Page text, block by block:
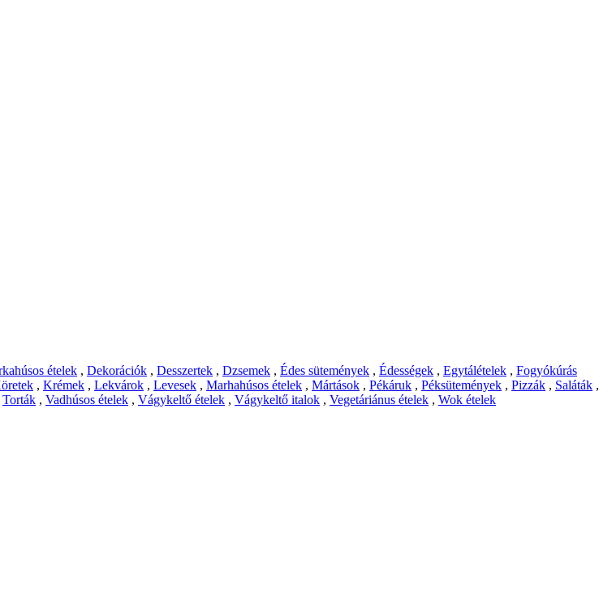
ételek , Dekorációk , Desszertek , Dzsemek , Édes sütemények , Édességek , Egytálételek , Fogyókúrás
, Krémek , Lekvárok , Levesek , Marhahúsos ételek , Mártások , Pékáruk , Péksütemények , Pizzák , Saláták ,
Torták , Vadhúsos ételek , Vágykeltő ételek , Vágykeltő italok , Vegetáriánus ételek , Wok ételek